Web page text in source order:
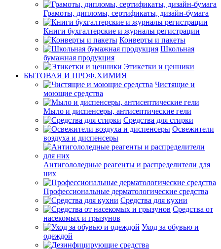
Грамоты, дипломы, сертификаты, дизайн-бумага
Книги бухгалтерские и журналы регистрации
Конверты и пакеты
Школьная
бумажная продукция
Этикетки и ценники
БЫТОВАЯ И ПРОФ.ХИМИЯ
Чистящие и
моющие средства
Мыло и диспенсеры, антисептические гели
Средства для стирки
Освежители
воздуха и диспенсеры
Антигололедные реагенты и распределители для
них
Профессиональные дерматологические средства
Средства для кухни
Средства от
насекомых и грызунов
Уход за обувью и
одеждой